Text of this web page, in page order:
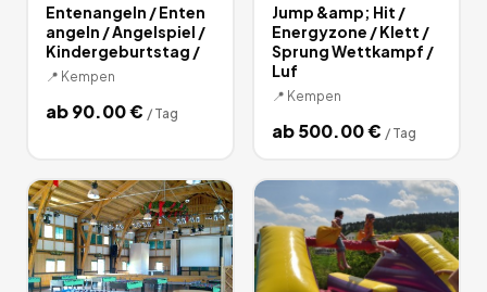
Entenangeln / Enten
angeln / Angelspiel /
Kindergeburtstag /
📍 Kempen
ab90.00€ / Tag
Jump &amp; Hit /
Energyzone / Klett /
Sprung Wettkampf /
Luf
📍 Kempen
ab500.00€ / Tag